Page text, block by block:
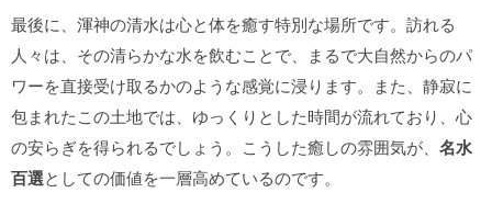
最後に、渾神の清水は心と体を癒す特別な場所です。訪れる
人々は、その清らかな水を飲むことで、まるで大自然からのパ
ワーを直接受け取るかのような感覚に浸ります。また、静寂に
包まれたこの土地では、ゆっくりとした時間が流れており、心
の安らぎを得られるでしょう。こうした癒しの雰囲気が、 名水
百選としての価値を一層高めているのです。